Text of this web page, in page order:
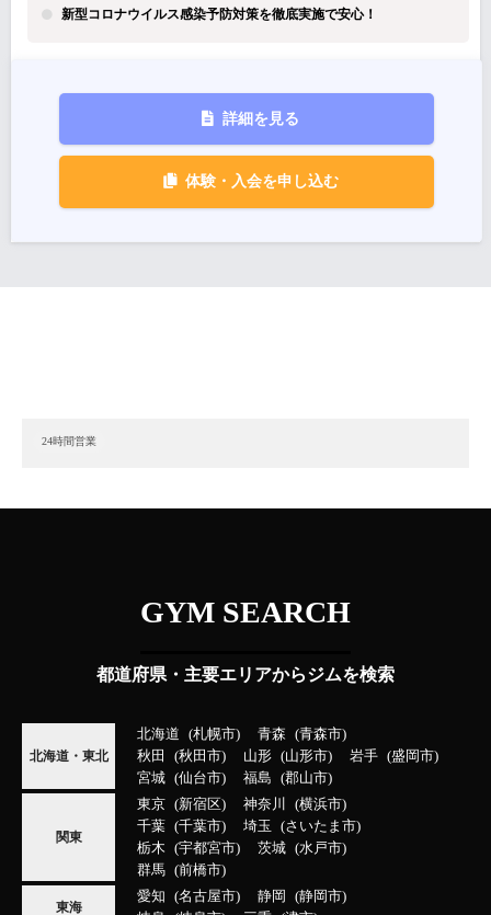
新型コロナウイルス感染予防対策を徹底実施で安心！
詳細を見る
体験・入会を申し込む
24時間営業
GYM SEARCH
都道府県・主要エリアからジムを検索
北海道・東北
北海道 札幌市 青森
青森市
秋田
秋田市 山形 山形市 岩手
盛岡市
宮城
仙台市 福島 郡山市
関東
東京 新宿区 神奈川
横浜市
千葉
千葉市 埼玉
さいたま市
栃木
宇都宮市 茨城
水戸市
群馬
前橋市
東海
愛知 名古屋市 静岡
静岡市